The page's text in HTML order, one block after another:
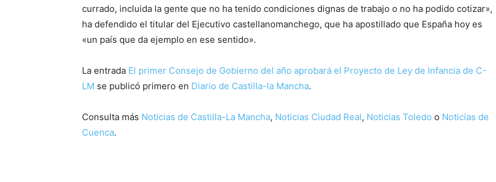
currado, incluida la gente que no ha tenido condiciones dignas de trabajo o no ha podido cotizar»,
ha defendido el titular del Ejecutivo castellanomanchego, que ha apostillado que España hoy es
«un país que da ejemplo en ese sentido».
La entrada El primer Consejo de Gobierno del año aprobará el Proyecto de Ley de Infancia de C-
LM se publicó primero en Diario de Castilla-la Mancha.
Consulta más Noticias de Castilla-La Mancha, Noticias Ciudad Real, Noticias Toledo o Noticias de
Cuenca.